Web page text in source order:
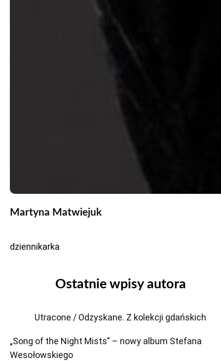
Martyna Matwiejuk
dziennikarka
Ostatnie wpisy autora
Utracone / Odzyskane. Z kolekcji gdańskich
„Song of the Night Mists” – nowy album Stefana
Wesołowskiego